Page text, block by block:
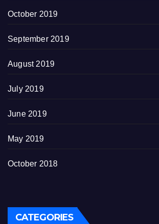
October 2019
September 2019
August 2019
July 2019
June 2019
May 2019
October 2018
CATEGORIES